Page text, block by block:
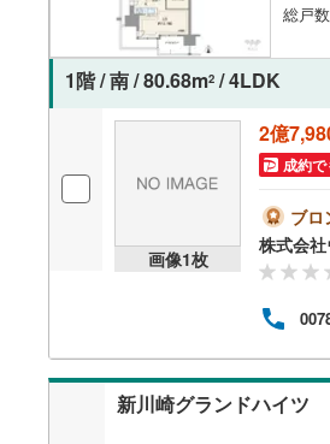
総戸
1階 / 南 / 80.68m2 / 4LDK
画像1枚
2億
成約
ブロ
株式会
新川崎グランドハイツ